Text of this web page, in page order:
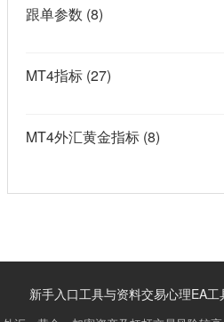
跟单参数 (8)
MT4指标 (27)
MT4外汇黄金指标 (8)
新手入口工具与资料交易心理EA工